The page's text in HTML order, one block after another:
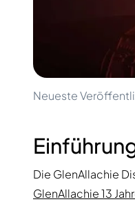
Rar &
Limitierte
Geschlossene
Rauchiger
Süßer Whisky
Neueste
Die GlenAllachie
GlenAllachie 13